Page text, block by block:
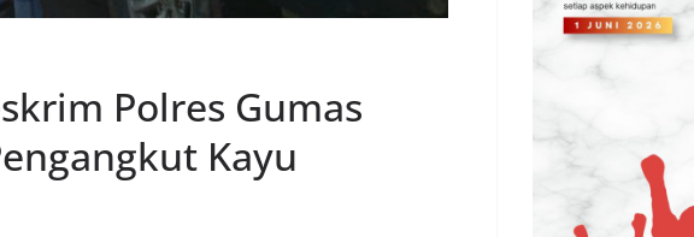
Polres Gumas
Kayu